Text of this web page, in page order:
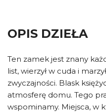
OPIS DZIEŁA
Ten zamek jest znany
list, wierzył w cuda i
zwyczajności. Blask
atmosferę domu. Tego
wspominamy. Miejsca, w